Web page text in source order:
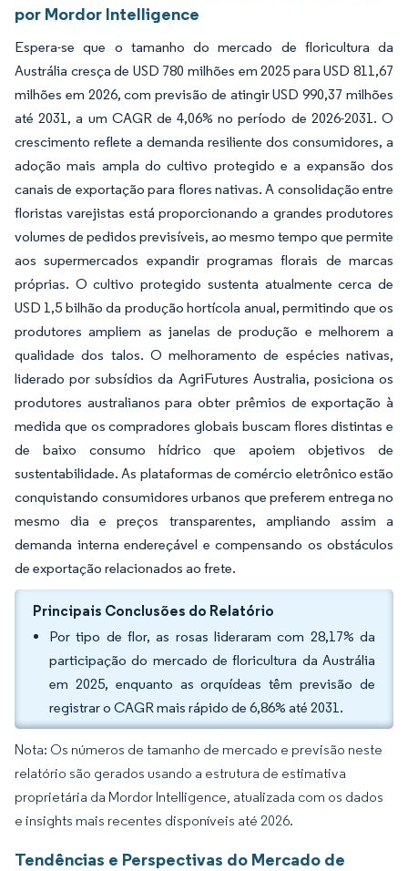
por Mordor Intelligence
Espera-se que o tamanho do mercado de floricultura da
Austrália cresça de USD 780 milhões em 2025 para USD 811,67
milhões em 2026, com previsão de atingir USD 990,37 milhões
até 2031, a um CAGR de 4,06% no período de 2026-2031. O
crescimento reflete a demanda resiliente dos consumidores, a
adoção mais ampla do cultivo protegido e a expansão dos
canais de exportação para flores nativas. A consolidação entre
floristas varejistas está proporcionando a grandes produtores
volumes de pedidos previsíveis, ao mesmo tempo que permite
aos supermercados expandir programas florais de marcas
próprias. O cultivo protegido sustenta atualmente cerca de
USD 1,5 bilhão da produção hortícola anual, permitindo que os
produtores ampliem as janelas de produção e melhorem a
qualidade dos talos. O melhoramento de espécies nativas,
liderado por subsídios da AgriFutures Australia, posiciona os
produtores australianos para obter prêmios de exportação à
medida que os compradores globais buscam flores distintas e
de baixo consumo hídrico que apoiem objetivos de
sustentabilidade. As plataformas de comércio eletrônico estão
conquistando consumidores urbanos que preferem entrega no
mesmo dia e preços transparentes, ampliando assim a
demanda interna endereçável e compensando os obstáculos
de exportação relacionados ao frete.
Principais Conclusões do Relatório
Por tipo de flor, as rosas lideraram com 28,17% da
participação do mercado de floricultura da Austrália
em 2025, enquanto as orquídeas têm previsão de
registrar o CAGR mais rápido de 6,86% até 2031.
Nota: Os números de tamanho de mercado e previsão neste
relatório são gerados usando a estrutura de estimativa
proprietária da Mordor Intelligence, atualizada com os dados
e insights mais recentes disponíveis até 2026.
Tendências e Perspectivas do Mercado de